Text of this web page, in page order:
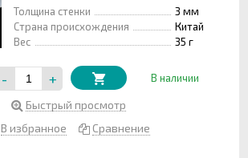
Толщина стенки
3 мм
Страна происхождения
Китай
Вес
35 г
- + В наличии
Быстрый просмотр
В избранное
Сравнение